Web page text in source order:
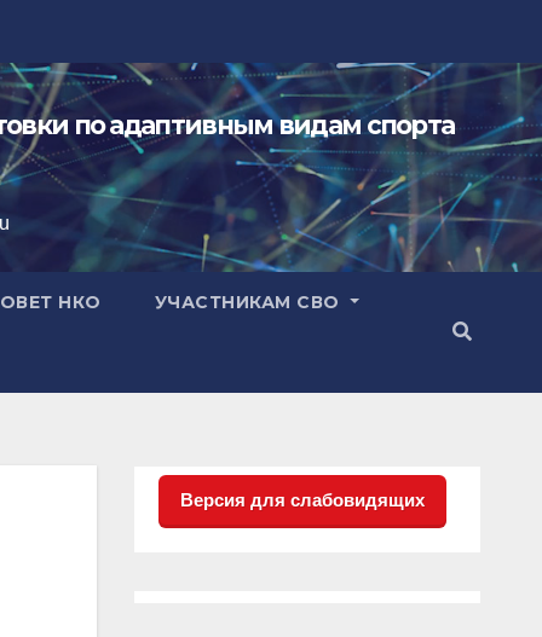
по адаптивным видам спорта
НКО УЧАСТНИКАМ СВО
Версия для слабовидящих